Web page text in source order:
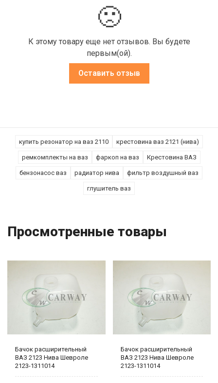
🙁
К этому товару еще нет отзывов. Вы будете
первым(ой).
Оставить отзыв
купить резонатор на ваз 2110 крестовина ваз 2121 (нива)
ремкомплекты на ваз фаркоп на ваз Крестовина ВАЗ
бензонасос ваз радиатор нива фильтр воздушный ваз
глушитель ваз
Просмотренные товары
Бачок расширительный
ВАЗ 2123 Нива Шевроле
2123-1311014
Бачок расширительный
ВАЗ 2123 Нива Шевроле
2123-1311014